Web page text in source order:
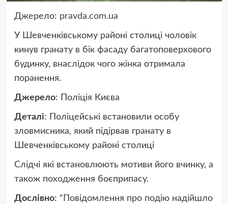
Джерело: pravda.com.ua
У Шевченківському районі столиці чоловік
кинув гранату в бік фасаду багатоповерхового
будинку, внаслідок чого жінка отримала
поранення.
Джерело: Поліція Києва
Деталі: Поліцейські встановили особу
зловмисника, який підірвав гранату в
Шевченківському районі столиці
Слідчі які встановлюють мотиви його вчинку, а
також походження боєприпасу.
Дослівно: “Повідомлення про подію надійшло